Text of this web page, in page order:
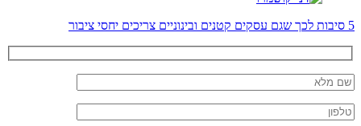
5 סיבות לכך שגם עסקים קטנים ובינוניים צריכים יחסי ציבור